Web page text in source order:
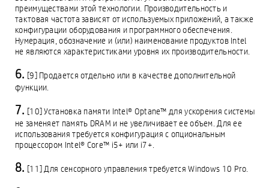
преимуществами этой технологии. Производительность и
тактовая частота зависят от используемых приложений, а также
конфигурации оборудования и программного обеспечения.
Нумерация, обозначение и (или) наименование продуктов Intel
не являются характеристиками уровня их производительности.
[9] Продается отдельно или в качестве дополнительной
функции.
[10] Установка памяти Intel® Optane™ для ускорения системы
не заменяет память DRAM и не увеличивает ее объем. Для ее
использования требуется конфигурация с опциональным
процессором Intel® Core™ i5+ или i7+.
[11] Для сенсорного управления требуется Windows 10 Pro.